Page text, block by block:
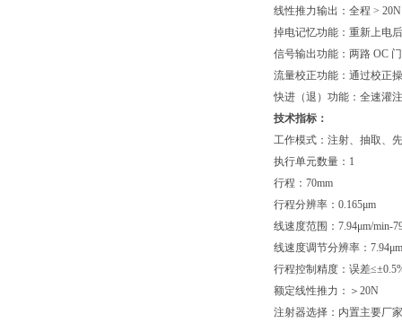
线性推力输出：全程 > 20N
掉电记忆功能：重新上电
信号输出功能：两路 OC
流量校正功能：通过校正
快进（退）功能：全速灌
技术指标：
工作模式：注射、抽取、
执行单元数量：1
行程：70mm
行程分辨率：0.165μm
线速度范围：7.94μm/min-
线速度调节分辨率：
行程控制精度：误差
额定线性推力：＞20N
注射器选择：内置主要厂